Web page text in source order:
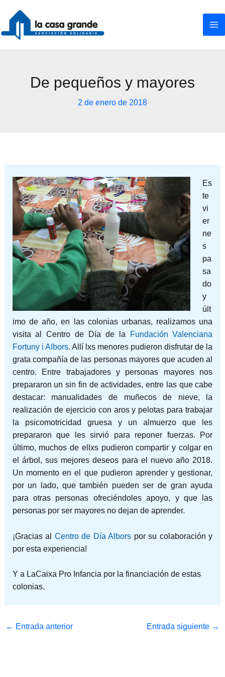
contenido
De pequeños y mayores
2 de enero de 2018
Es
te
vi
er
ne
s
pa
sa
do
y
últ
imo de año, en las colonias urbanas, realizamos una
visita al Centro de Día de la
Fundación Valenciana
Fortuny i Albors. Allí lxs menores pudieron disfrutar de la
grata compañía de las personas mayores que acuden al
centro. Entre trabajadores y personas mayores nos
prepararon un sin fin de actividades, entre las que cabe
destacar: manualidades de muñecos de nieve, la
realización de ejercicio con aros y pelotas para trabajar
a psicomotricidad gruesa y un almuerzo que les
prepararon que les sirvió para reponer fuerzas. Por
último, muchos de ellxs pudieron compartir y colgar en
el árbol, sus mejores deseos para el nuevo año 2018.
Un momento en el que pudieron aprender y gestionar,
por un lado, que también pueden ser de gran ayuda
para otras personas ofreciéndoles apoyo, y que las
personas por ser mayores no dejan de aprender.
¡Gracias al Centro de Día Albors por su colaboración y
por esta experiencia!
Y a LaCaixa Pro Infancia por la financiación de estas
colonias.
← Entrada anterior Entrada siguiente →